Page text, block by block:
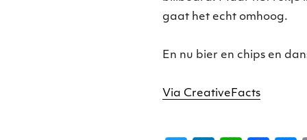
gaat het echt omhoog.
En nu bier en chips en
Via CreativeFacts